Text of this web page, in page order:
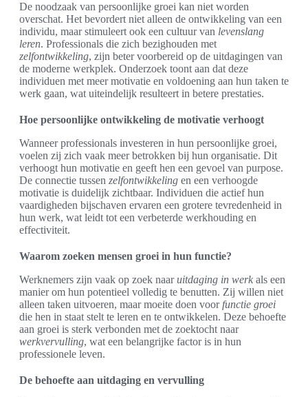
De noodzaak van persoonlijke groei kan niet worden
overschat. Het bevordert niet alleen de ontwikkeling van een
individu, maar stimuleert ook een cultuur van levenslang
leren. Professionals die zich bezighouden met
zelfontwikkeling, zijn beter voorbereid op de uitdagingen van
de moderne werkplek. Onderzoek toont aan dat deze
individuen met meer motivatie en voldoening aan hun taken te
werk gaan, wat uiteindelijk resulteert in betere prestaties.
Hoe persoonlijke ontwikkeling de motivatie verhoogt
Wanneer professionals investeren in hun persoonlijke groei,
voelen zij zich vaak meer betrokken bij hun organisatie. Dit
verhoogt hun motivatie en geeft hen een gevoel van purpose.
De connectie tussen zelfontwikkeling en een verhoogde
motivatie is duidelijk zichtbaar. Individuen die actief hun
vaardigheden bijschaven ervaren een grotere tevredenheid in
hun werk, wat leidt tot een verbeterde werkhouding en
effectiviteit.
Waarom zoeken mensen groei in hun functie?
Werknemers zijn vaak op zoek naaruitdaging in werk als een
manier om hun potentieel volledig te benutten. Zij willen niet
alleen taken uitvoeren, maar moeite doen voor functie groei
die hen in staat stelt te leren en te ontwikkelen. Deze behoefte
aan groei is sterk verbonden met de zoektocht naar
werkvervulling, wat een belangrijke factor is in hun
professionele leven.
De behoefte aan uitdaging en vervulling